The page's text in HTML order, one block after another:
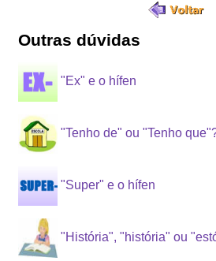
Outras dúvidas
"Ex" e o hífen
"Tenho de" ou "Tenho
"Super" e o hífen
"História", "história" ou